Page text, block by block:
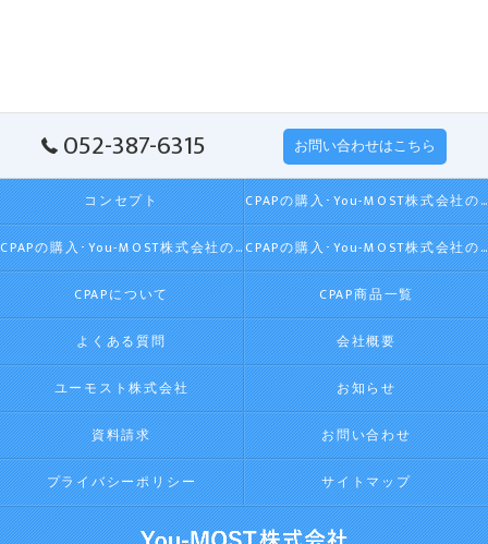
052-387-6315 お問い合わせはこちら
コンセプト CPAPの購入･You-MOST株式会社の口コミ情報
CPAPの購入･You-MOST株式会社の評判 CPAPの購入･You-MOST株式会社のお客様の声
CPAPについて CPAP商品一覧
よくある質問 会社概要
ユーモスト株式会社 お知らせ
資料請求 お問い合わせ
プライバシーポリシー サイトマップ